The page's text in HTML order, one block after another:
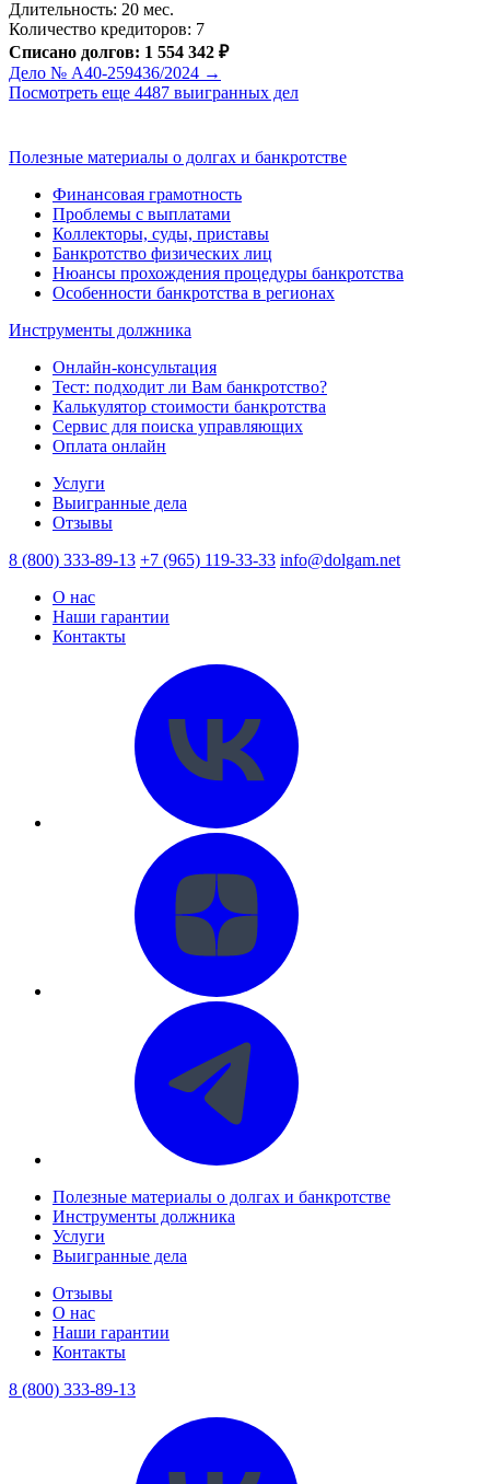
Длительность: 20 мес.
Количество кредиторов: 7
Списано долгов: 1 554 342 ₽
Дело № А40-259436/2024 →
Посмотреть еще 4487 выигранных дел
Полезные материалы о долгах и банкротстве
Финансовая грамотность
Проблемы с выплатами
Коллекторы, суды, приставы
Банкротство физических лиц
Нюансы прохождения процедуры банкротства
Особенности банкротства в регионах
Инструменты должника
Онлайн-консультация
Тест: подходит ли Вам банкротство?
Калькулятор стоимости банкротства
Сервис для поиска управляющих
Оплата онлайн
Услуги
Выигранные дела
Отзывы
8 (800) 333-89-13 +7 (965) 119-33-33 info@dolgam.net
О нас
Наши гарантии
Контакты
Полезные материалы о долгах и банкротстве
Инструменты должника
Услуги
Выигранные дела
Отзывы
О нас
Наши гарантии
Контакты
8 (800) 333-89-13